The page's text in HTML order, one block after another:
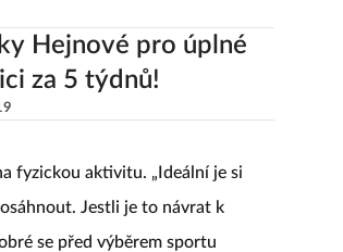
Hejnové pro úplné
za 5 týdnů!
fyzickou aktivitu. „Ideální je si
Jestli je to návrat k
se před výběrem sportu